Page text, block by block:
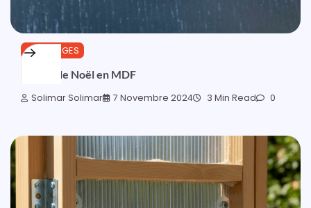
OUTILLAGES
Boules de Noël en MDF
Solimar Solimar 7 Novembre 2024 3 Min Read 0